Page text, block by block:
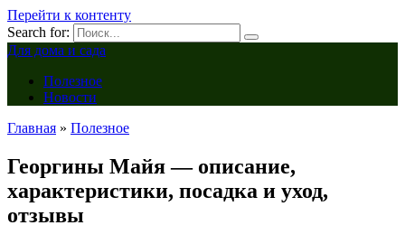
Перейти к контенту
Search for:
Для дома и сада
Полезное
Новости
Главная » Полезное
Георгины Майя — описание,
характеристики, посадка и уход,
отзывы